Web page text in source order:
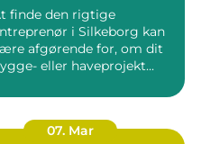
finde den rigtige
i Silkeborg kan
afgørende for, om dit
eller haveprojekt...
07. Mar